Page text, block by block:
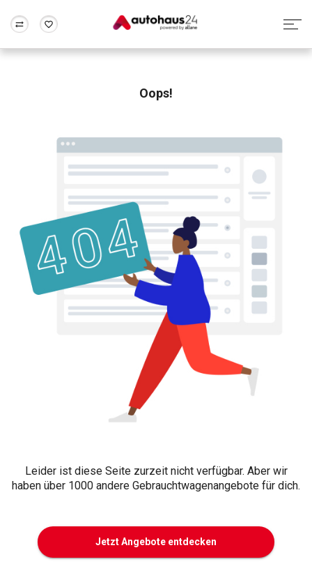
Rund um die Inzahlungnahme
Oops!
Leider ist diese Seite zurzeit nicht verfügbar. Aber wir
haben über 1000 andere Gebrauchtwagenangebote für dich.
Jetzt Angebote entdecken